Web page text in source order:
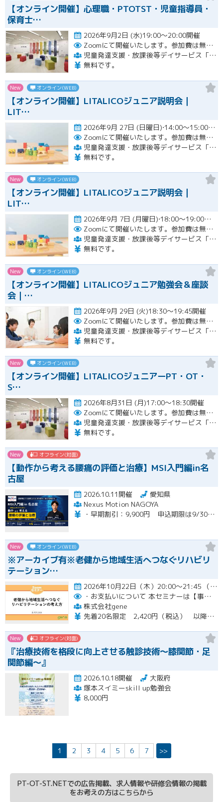
【オンライン開催】心理職・PTOTST・児童指導員・
保育士…
2026年9月2日 (水)19:00～20:00開催
Zoomにて開催いたします。参加費は無料です。
児童発達支援・放課後等デイサービス「LITALICOジュニア」
無料です。
New オンライン(WEB)
【オンライン開催】LITALICOジュニア説明会｜
LIT…
2026年9月 27日 (日曜日)⋅14:00～15:00開催
Zoomにて開催いたします。参加費は無料です。
児童発達支援・放課後等デイサービス「LITALICOジュニア」
無料です。
New オンライン(WEB)
【オンライン開催】LITALICOジュニア説明会｜
LIT…
2026年9月 7日 (月曜日)⋅18:00～19:00開催
Zoomにて開催いたします。参加費は無料です。
児童発達支援・放課後等デイサービス「LITALICOジュニア」
無料です。
New オンライン(WEB)
【オンライン開催】LITALICOジュニア勉強会＆座談
会｜…
2026年9月 29日 (火)18:30～19:45開催
Zoomにて開催いたします。参加費は無料です。
児童発達支援・放課後等デイサービス「LITALICOジュニア」
無料です。
New オンライン(WEB)
【オンライン開催】LITALICOジュニアーPT・OT・
S…
2026年8月31日 (月)17:00～18:30開催
Zoomにて開催いたします。参加費は無料です。
児童発達支援・放課後等デイサービス「LITALICOジュニア」
無料です。
New オフライン(対面)
【動作から考える腰痛の評価と治療】MSI入門編in名
古屋
2026.10.11開催
愛知県
Nexus Motion NAGOYA
・早期割引：9,900円 申込期限は9/30（水）まで ・通常価格：12,100円 ・再受講：6,600円（MSI入門編受講歴のある方）※８名限定
New オンライン(WEB)
※アーカイブ有※老健から地域生活へつなぐリハビリ
テーション…
2026年10月22日（木）20:00～21:45 （受付開始時間 19:45）開催
・お支払いについて 本セミナーは【事前支払い（クレジットカード・銀行振込）】です。
株式会社gene
先着20名限定 2,420円（税込） 以降3,000円（税込） ※お支払い方法：クレジットカード・銀行振込 【キャンセルについて】 決済後はいかなる理由でも返金はいたしませんのでご了承ください。 受講料をお支払いいただいた方には、後日アーカイブの視聴URLをお送りいたします。
New オフライン(対面)
『治療技術を格段に向上させる触診技術～膝関節・足
関節編～』
2026.10.18開催
大阪府
塚本スイミーskill up勉強会
8,000円
1 2 3 4 5 6 7 >>
PT-OT-ST.NETでの広告掲載、求人情報や研修会情報の掲載
をお考えの方はこちらから